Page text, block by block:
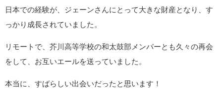
日本での経験が、ジェーンさんにとって大きな財産となり、す
っかり成長されていました。
リモートで、芥川高等学校の和太鼓部メンバーとも久々の再会
をして、お互いエールを送っていました。
本当に、すばらしい出会いだったと思います！